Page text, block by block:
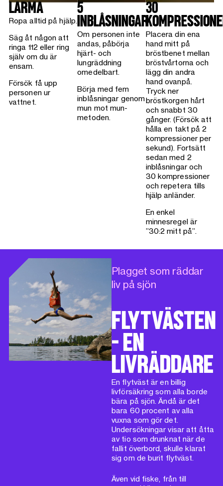
LARMA
Ropa alltid på hjälp.
Säg åt någon att
ringa 112 eller ring
själv om du är
ensam.
Försök få upp
personen ur
vattnet.
5
INBLÅSNINGAR
Om personen inte
andas, påbörja
hjärt- och
lungräddning
omedelbart.
Börja med fem
inblåsningar genom
mun mot mun-
metoden.
30
Placera din ena
hand mitt på
bröstbenet mellan
bröstvårtorna och
lägg din andra
hand ovanpå.
Tryck ner
bröstkorgen hårt
och snabbt 30
gånger. (Försök att
hålla en takt på 2
kompressioner per
sekund). Fortsätt
sedan med 2
inblåsningar och
30 kompressioner
och repetera tills
hjälp anländer.
En enkel
minnesregel är
”30:2 mitt på”.
Plagget som räddar
liv på sjön
FLYTVÄSTEN
- EN
LIVRÄDDARE
En flytväst är en billig
livförsäkring som alla borde
bära på sjön. Ändå är det
bara 60 procent av alla
vuxna som gör det.
Undersökningar visar att åtta
av tio som drunknat när de
fallit överbord, skulle klarat
sig om de burit flytväst.
Även vid fiske, från till